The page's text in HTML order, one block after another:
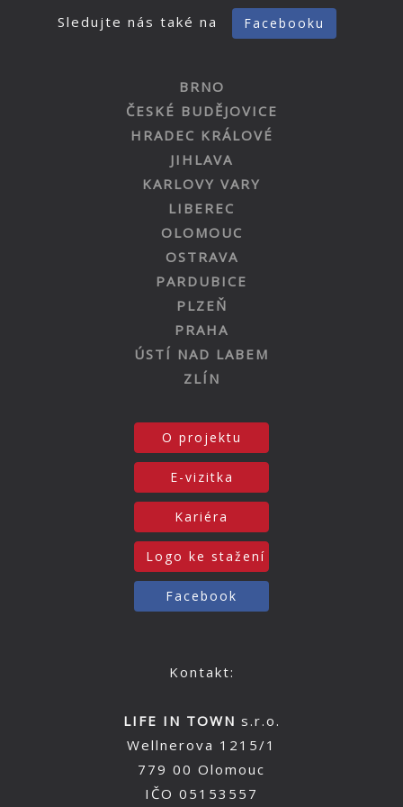
Sledujte nás také na Facebooku
BRNO
ČESKÉ BUDĚJOVICE
HRADEC KRÁLOVÉ
JIHLAVA
KARLOVY VARY
LIBEREC
OLOMOUC
OSTRAVA
PARDUBICE
PLZEŇ
PRAHA
ÚSTÍ NAD LABEM
ZLÍN
O projektu
E-vizitka
Kariéra
Logo ke stažení
Facebook
Kontakt:
LIFE IN TOWN s.r.o.
Wellnerova 1215/1
779 00 Olomouc
IČO 05153557